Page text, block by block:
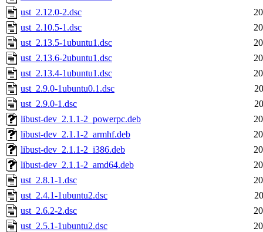
ust_2.12.0-2.dsc
ust_2.10.5-1.dsc
ust_2.13.5-1ubuntu1.dsc
ust_2.13.6-2ubuntu1.dsc
ust_2.13.4-1ubuntu1.dsc
ust_2.9.0-1ubuntu0.1.dsc
ust_2.9.0-1.dsc
libust-dev_2.1.1-2_powerpc.deb
libust-dev_2.1.1-2_armhf.deb
libust-dev_2.1.1-2_i386.deb
libust-dev_2.1.1-2_amd64.deb
ust_2.8.1-1.dsc
ust_2.4.1-1ubuntu2.dsc
ust_2.6.2-2.dsc
ust_2.5.1-1ubuntu2.dsc